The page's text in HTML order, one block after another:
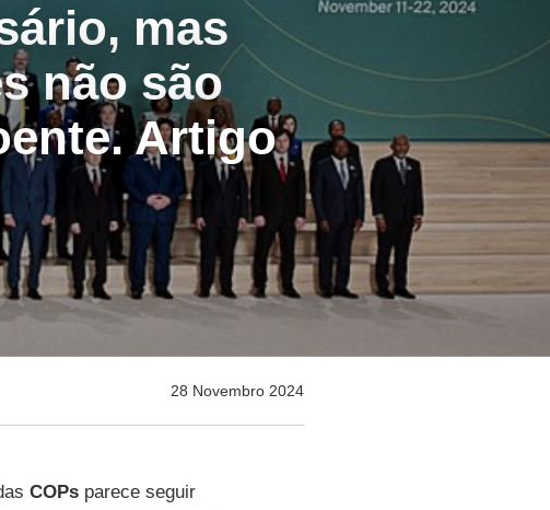
mas
não são
Artigo
28 Novembro 2024
COPsparece seguir